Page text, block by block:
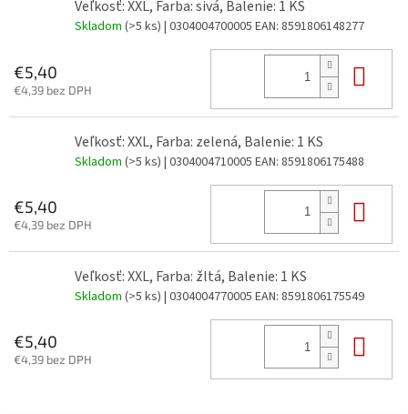
Veľkosť: XXL, Farba: sivá, Balenie: 1 KS
Skladom (>5 ks) | 0304004700005 EAN: 8591806148277
€5,40
€4,39 bez DPH
Veľkosť: XXL, Farba: zelená, Balenie: 1 KS
Skladom (>5 ks) | 0304004710005 EAN: 8591806175488
€5,40
€4,39 bez DPH
Veľkosť: XXL, Farba: žltá, Balenie: 1 KS
Skladom (>5 ks) | 0304004770005 EAN: 8591806175549
€5,40
€4,39 bez DPH